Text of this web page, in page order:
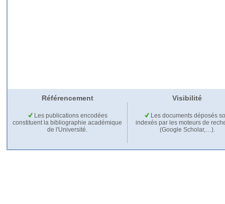
Référencement Visibilité
Les publications encodées
constituent la bibliographie académique
de l'Université.
Les documents déposés
indexés par les moteurs de
(Google Scholar,…).